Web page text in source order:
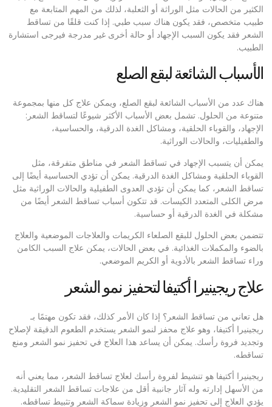
الكثير من الحالات مثل الوراثة أو الثعلبة، لذلك من المهم المتابعة مع
طبيب متخصص، فقد يكون هناك سبب طبي. إذا كنت قلقًا من تساقط
الشعر فقد يكون السبب الإجهاد أو حالة أخرى غير مدرجة فيرجى استشارة
الطبيب.
الأسباب الشائعة لبقع الصلع
هناك عدد من الأسباب الشائعة لبقع الصلع، ويمكن علاج كل منها بمجموعة
متنوعة من الحلول. تشمل بعض الأسباب الأكثر شيوعًا لتساقط الشعر:
الإجهاد، والقوباء الحلقية، ومشاكل الغدة الدرقية، والحساسية،
والطفيليات، والحالات الوراثية.
يمكن أن يتسبب الإجهاد في تساقط الشعر في مناطق متفرقة، مثل
القوباء الحلقية ومشاكل الغدة الدرقية. يمكن أن تؤدي الحساسية أيضًا إلى
تساقط الشعر، كما يمكن أن تؤدي العدوى الطفيلية والحالات الوراثية مثل
مرض الكلى المتعدد الكيسات. قد تتكون أسباب تساقط الشعر أيضًا من
مشكلة في الغدة الدرقية أو حساسية.
تتضمن بعض الحلول للبقع الصلعاء الكريمات والعلاجات الموضعية والعلاج
بالضوء والمكملات الغذائية. في بعض الحالات، يمكن علاج السبب الكامن
وراء تساقط الشعر بالأدوية أو الكريم الموضعي.
علاج ريجينيرا أكتيفا لتحفيز نمو الشعر
هل تعاني من تساقط الشعر؟ إذا كان الأمر كذلك، فقد تكون مهتمًا بـ
ريجينيرا أكتيفا، وهو علاج محفز لنمو الشعر يستخدم الطعوم الدقيقة لإصلاح
وتجديد فروة رأسك. يمكن أن يساعد هذا العلاج في تحفيز نمو الشعر ومنع
تساقطه.
ريجينيرا أكتيفا هو تنشيط لفروة رأسك لعلاج تساقط الشعر، مما يعني أنه
من الأسهل إدارته وله آثار جانبية أقل من علاجات تساقط الشعر التقليدية.
يؤدي العلاج إلى تحفيز نمو الشعر وزيادة سماكة الشعر وتثبيط تساقطه.